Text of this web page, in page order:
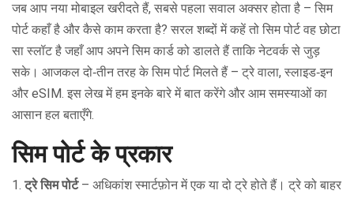
जब आप नया मोबाइल खरीदते हैं, सबसे पहला सवाल अक्सर होता है – सिम
पोर्ट कहाँ है और कैसे काम करता है? सरल शब्दों में कहें तो सिम पोर्ट वह छोटा
सा स्लॉट है जहाँ आप अपने सिम कार्ड को डालते हैं ताकि नेटवर्क से जुड़
सके। आजकल दो‑तीन तरह के सिम पोर्ट मिलते हैं – ट्रे वाला, स्लाइड‑इन
और eSIM. इस लेख में हम इनके बारे में बात करेंगे और आम समस्याओं का
आसान हल बताएँगे.
सिम पोर्ट के प्रकार
1.ट्रे सिम पोर्ट– अधिकांश स्मार्टफ़ोन में एक या दो ट्रे होते हैं। ट्रे को बाहर